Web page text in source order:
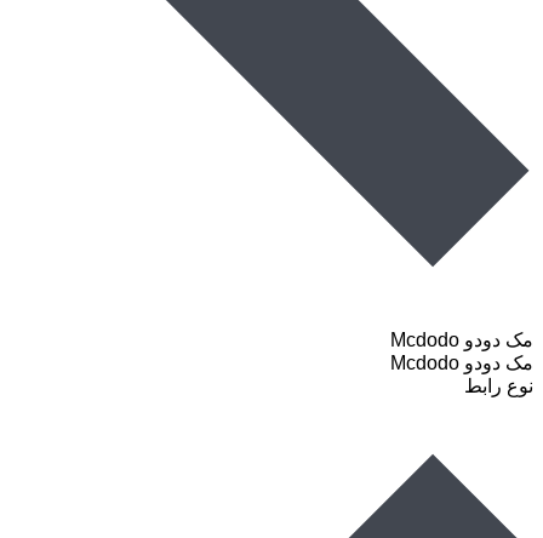
مک دودو Mcdodo
مک دودو Mcdodo
نوع رابط